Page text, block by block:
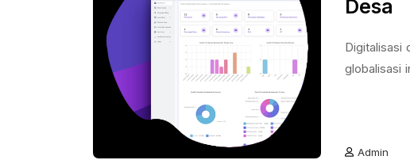
Desa
Digitalisasi
globalisasi
Admin